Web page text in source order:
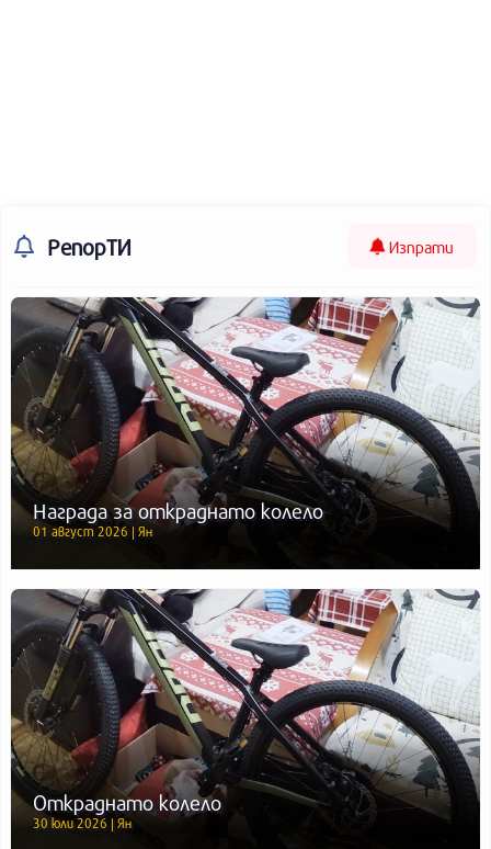
РепорТИ Изпрати
Награда за откраднато колело
01 август 2026 | Ян
Откраднато колело
30 юли 2026 | Ян